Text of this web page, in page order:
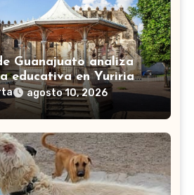
Guanajuato analiza
educativa en Yuriria
de la zona sur
agosto 10, 2026